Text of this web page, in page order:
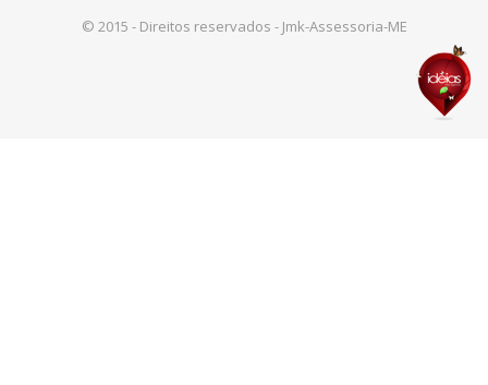
© 2015 - Direitos reservados - Jmk-Assessoria-ME